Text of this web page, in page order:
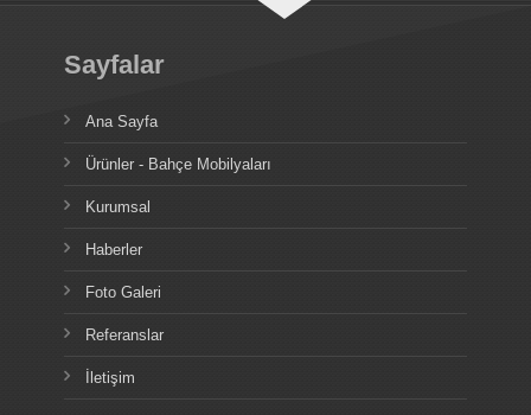
Sayfalar
Ana Sayfa
Ürünler - Bahçe Mobilyaları
Kurumsal
Haberler
Foto Galeri
Referanslar
İletişim